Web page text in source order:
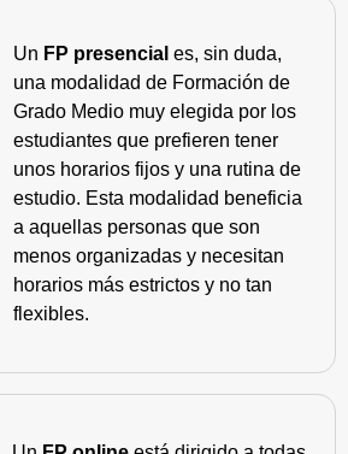
Un FP presencial es, sin duda,
una modalidad de Formación de
Grado Medio muy elegida por los
estudiantes que prefieren tener
unos horarios fijos y una rutina de
estudio. Esta modalidad beneficia
a aquellas personas que son
menos organizadas y necesitan
horarios más estrictos y no tan
flexibles.